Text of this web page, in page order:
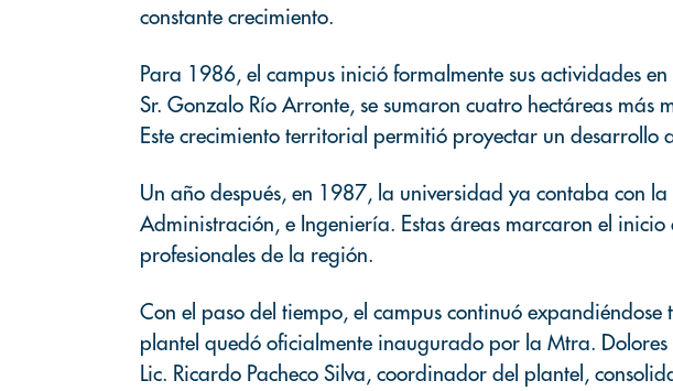
constante crecimiento.
Para 1986, el campus inició formalmente sus actividades
Sr. Gonzalo Río Arronte, se sumaron cuatro hectáreas
Este crecimiento territorial permitió proyectar un desarrollo
Un año después, en 1987, la universidad ya contaba con
Administración, e Ingeniería. Estas áreas marcaron el
profesionales de la región.
Con el paso del tiempo, el campus continuó
plantel quedó oficialmente inaugurado por la Mtra. Dolores
Lic. Ricardo Pacheco Silva, coordinador del plantel,